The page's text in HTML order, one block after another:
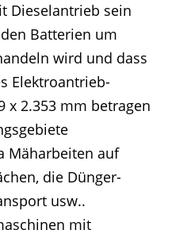
Dieselantrieb sein
Batterien um
wird und dass
Elektroantrieb-
x 2.353 mm betragen
Mäharbeiten auf
die Dünger-
usw..
mit